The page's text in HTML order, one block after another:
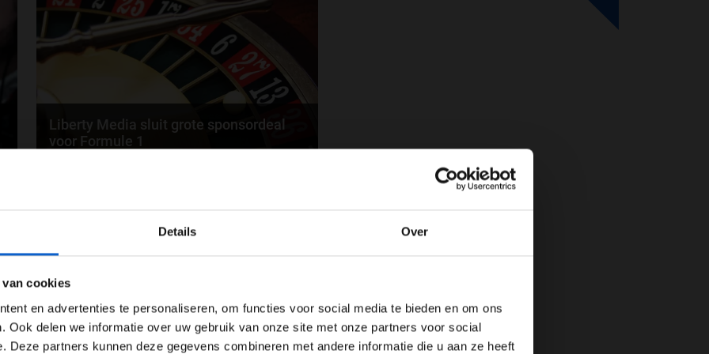
Details Over
van cookies
en advertenties te personaliseren, om functies voor social media te bieden en om ons
Ook delen we informatie over uw gebruik van onze site met onze partners voor social
Deze partners kunnen deze gegevens combineren met andere informatie die u aan ze heeft
Liberty Media sluit grote sponsordeal
voor Formule 1
FIA maakt voorlopige F1-kalender 2019
Advertentie instellingen
Toon alle alcoholische drankenadvertenties (18+)
Toon alle kansspelenadvertenties (24+)